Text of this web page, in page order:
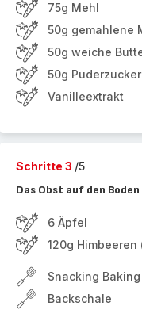
75g Mehl
50g gemahlene
50g weiche
50g Puderzucker
Vanilleextrakt
Schritte 3 /5
Das Obst auf den
6 Äpfel
120g
Snacking
Backschale